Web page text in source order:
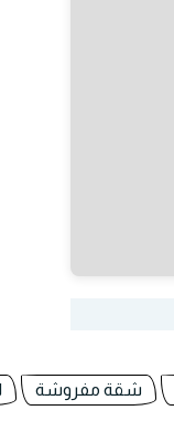
شقة مفروشة